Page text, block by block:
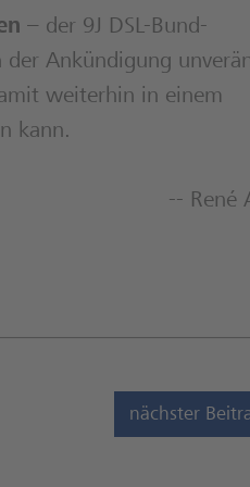
– der 9J DSL-Bund-
der Ankündigung
weiterhin in einem
kann.
-- René
nächster